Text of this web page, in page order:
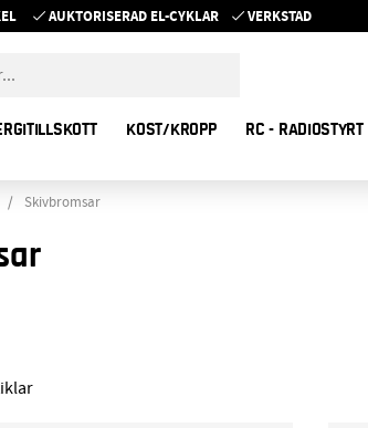
AUKTORISERAD EL-CYKLAR VERKSTAD
KOST/KROPP RC - RADIOSTYRT
Skivbromsar